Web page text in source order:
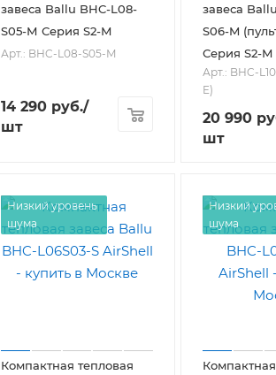
завеса Ballu BHC-L08-
S05-М Серия S2-М
Арт.: BHC-L08-S05-М
14 290 руб./
шт
завеса
S06-M
Серия S2-М
Арт.: BHC-
E)
20 990
шт
Низкий уровень
шума
Компактная тепловая
Низкий
шума